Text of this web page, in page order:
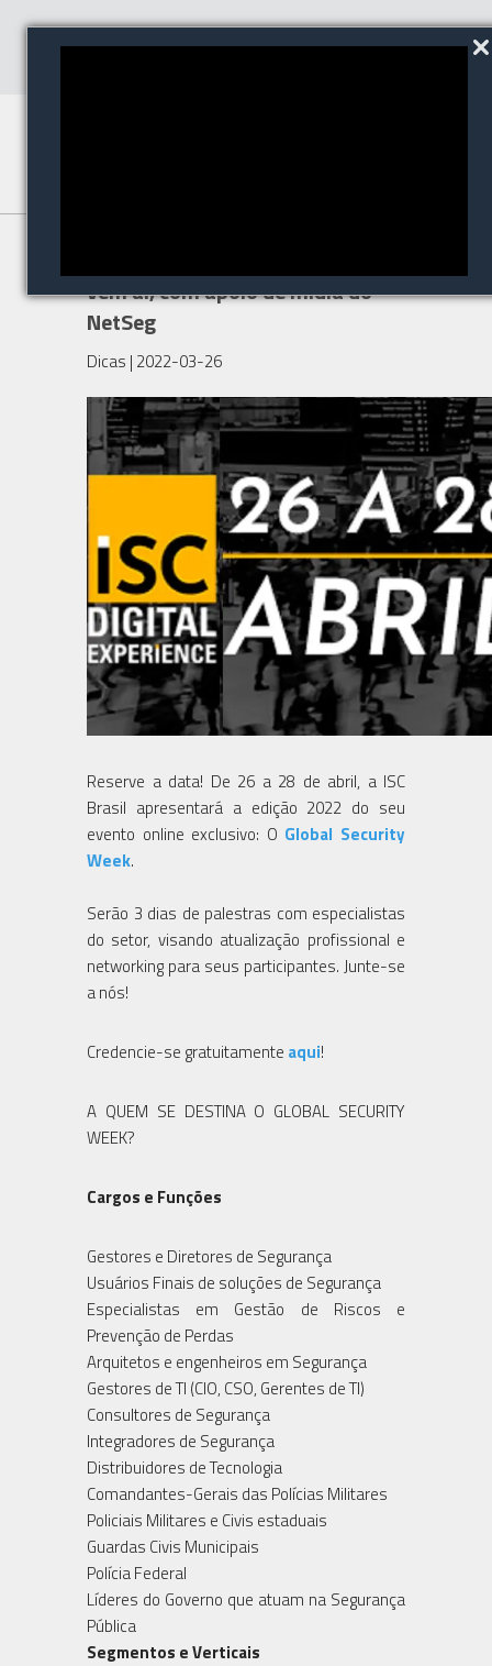
vem aí, com apoio de mídia do
NetSeg
Dicas | 2022-03-26
Reserve a data! De 26 a 28 de abril, a ISC
Brasil apresentará a edição 2022 do seu
evento online exclusivo: O Global Security
Week.
Serão 3 dias de palestras com especialistas
do setor, visando atualização profissional e
networking para seus participantes. Junte-se
a nós!
Credencie-se gratuitamente aqui!
A QUEM SE DESTINA O GLOBAL SECURITY
WEEK?
Cargos e Funções
Gestores e Diretores de Segurança
Usuários Finais de soluções de Segurança
Especialistas em Gestão de Riscos e
Prevenção de Perdas
Arquitetos e engenheiros em Segurança
Gestores de TI (CIO, CSO, Gerentes de TI)
Consultores de Segurança
Integradores de Segurança
Distribuidores de Tecnologia
Comandantes-Gerais das Polícias Militares
Policiais Militares e Civis estaduais
Guardas Civis Municipais
Polícia Federal
Líderes do Governo que atuam na Segurança
Pública
Segmentos e Verticais